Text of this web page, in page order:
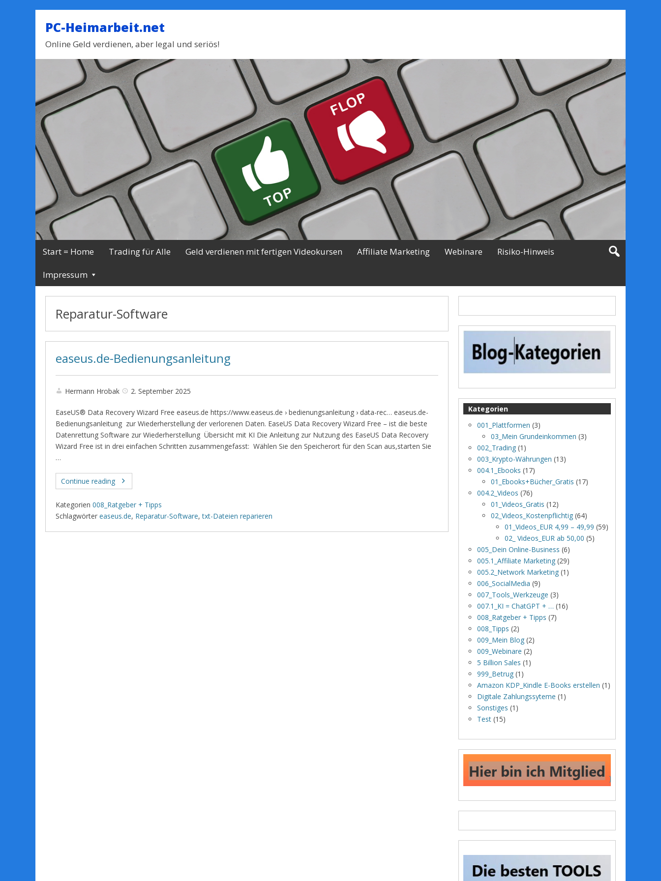
PC-Heimarbeit.net
Online Geld verdienen, aber legal und seriös!
Start = Home Trading für Alle Geld verdienen mit fertigen Videokursen Affiliate Marketing Webinare Risiko-Hinweis
Impressum
Reparatur-Software
easeus.de-Bedienungsanleitung
Hermann Hrobak 2. September 2025
EaseUS® Data Recovery Wizard Free easeus.de https://www.easeus.de › bedienungsanleitung › data-rec… easeus.de-
Bedienungsanleitung zur Wiederherstellung der verlorenen Daten. EaseUS Data Recovery Wizard Free – ist die beste
Datenrettung Software zur Wiederherstellung Übersicht mit KI Die Anleitung zur Nutzung des EaseUS Data Recovery
Wizard Free ist in drei einfachen Schritten zusammengefasst: Wählen Sie den Speicherort für den Scan aus,starten Sie
…
Continue reading
Kategorien 008_Ratgeber + Tipps
Schlagwörter easeus.de, Reparatur-Software,txt-Dateien reparieren
Kategorien
001_Plattformen (3)
03_Mein Grundeinkommen (3)
002_Trading (1)
003_Krypto-Währungen (13)
004.1_Ebooks (17)
01_Ebooks+Bücher_Gratis (17)
004.2_Videos (76)
01_Videos_Gratis (12)
02_Videos_Kostenpflichtig (64)
01_Videos_EUR 4,99 – 49,99 (59)
02_ Videos_EUR ab 50,00 (5)
005_Dein Online-Business (6)
005.1_Affiliate Marketing (29)
005.2_Network Marketing (1)
006_SocialMedia (9)
007_Tools_Werkzeuge (3)
007.1_KI = ChatGPT + … (16)
008_Ratgeber + Tipps (7)
008_Tipps (2)
009_Mein Blog (2)
009_Webinare (2)
5 Billion Sales (1)
999_Betrug (1)
Amazon KDP_Kindle E-Books erstellen (1)
Digitale Zahlungssyteme (1)
Sonstiges (1)
Test (15)